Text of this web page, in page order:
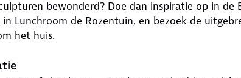
bewonderd? Doe dan inspiratie op in de
Lunchroom de Rozentuin, en bezoek de
het huis.